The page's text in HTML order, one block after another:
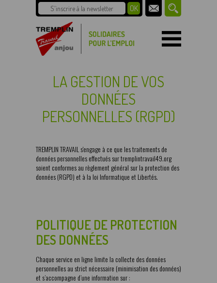
LA GESTION DE VOS
DONNÉES
PERSONNELLES (RGPD)
TREMPLIN TRAVAIL s'engage à ce que les traitements de
données personnelles effectués sur tremplintravail49.org
soient conformes au règlement général sur la protection des
données (RGPD) et à la loi Informatique et Libertés.
POLITIQUE DE PROTECTION
DES DONNÉES
Chaque service en ligne limite la collecte des données
personnelles au strict nécessaire (minimisation des données)
et s’accompagne d’une information sur :